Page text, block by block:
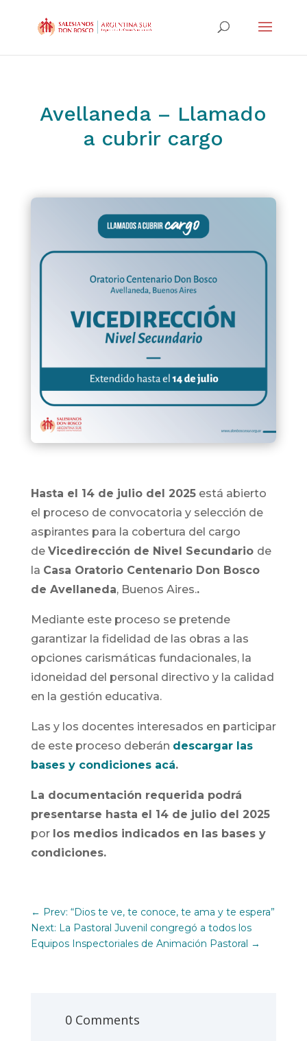
Avellaneda – Llamado
a cubrir cargo
Hasta el 14 de julio del 2025está abierto
el proceso de convocatoria y selección de
aspirantes para la cobertura del cargo
de Vicedirección de Nivel Secundario de
la Casa Oratorio Centenario Don Bosco
de Avellaneda, Buenos Aires..
Mediante este proceso se pretende
garantizar la fidelidad de las obras a las
opciones carismáticas fundacionales, la
idoneidad del personal directivo y la calidad
en la gestión educativa.
Las y los docentes interesados en participar
de este proceso deberán descargar las
bases y condiciones acá.
La documentación requerida podrá
presentarse hasta el 14 de julio del 2025
por los medios indicados en las bases y
condiciones.
← Prev: “Dios te ve, te conoce, te ama y te espera”
Next: La Pastoral Juvenil congregó a todos los
Equipos Inspectoriales de Animación Pastoral →
0 Comments